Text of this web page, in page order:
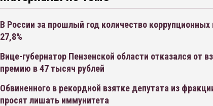
В России за прошлый год количество
27,8%
Вице-губернатор Пензенской области отказался от
премию в 47 тысяч рублей
Обвиненного в рекордной взятке депутата из
просят лишать иммунитета